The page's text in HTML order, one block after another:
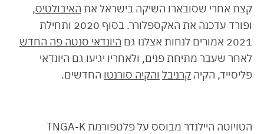
קצת אחרי שסובארו השיקה בישראל את האיבולטיס,
ופורד עדכנה את האקספלורר. בסוף 2020 ותחילת
2021 אמורים לנחות אצלנו גם
היונדאי סנטה פה החדש
לאחר שעבר מתיחת פנים, ולאחריו יגיעו גם היונדאי
פליסייד, הקיה קרניבל והקיה סורנטו החדשים.
הטויוטה היילנדר מבוסס על פלטפורמת TNGA-K